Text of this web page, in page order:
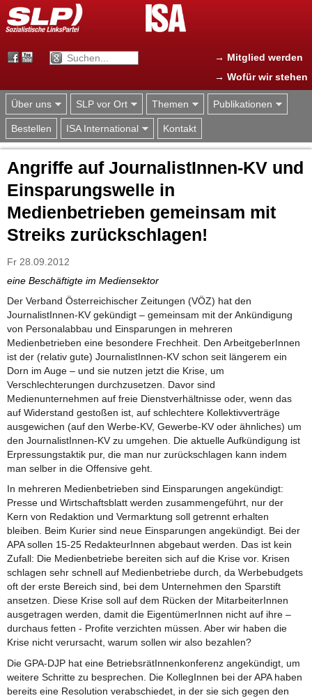
Jump to navigation
→ Mitglied werden
→ Wofür wir stehen
Über uns SLP vor Ort Themen Publikationen
Bestellen ISA International Kontakt
Angriffe auf JournalistInnen-KV und
Einsparungswelle in
Medienbetrieben gemeinsam mit
Streiks zurückschlagen!
Fr 28.09.2012
eine Beschäftigte im Mediensektor
Der Verband Österreichischer Zeitungen (VÖZ) hat den
JournalistInnen-KV gekündigt – gemeinsam mit der Ankündigung
von Personalabbau und Einsparungen in mehreren
Medienbetrieben eine besondere Frechheit. Den ArbeitgeberInnen
ist der (relativ gute) JournalistInnen-KV schon seit längerem ein
Dorn im Auge – und sie nutzen jetzt die Krise, um
Verschlechterungen durchzusetzen. Davor sind
Medienunternehmen auf freie Dienstverhältnisse oder, wenn das
auf Widerstand gestoßen ist, auf schlechtere Kollektivverträge
ausgewichen (auf den Werbe-KV, Gewerbe-KV oder ähnliches) um
den JournalistInnen-KV zu umgehen. Die aktuelle Aufkündigung ist
Erpressungstaktik pur, die man nur zurückschlagen kann indem
man selber in die Offensive geht.
In mehreren Medienbetrieben sind Einsparungen angekündigt:
Presse und Wirtschaftsblatt werden zusammengeführt, nur der
Kern von Redaktion und Vermarktung soll getrennt erhalten
bleiben. Beim Kurier sind neue Einsparungen angekündigt. Bei der
APA sollen 15-25 RedakteurInnen abgebaut werden. Das ist kein
Zufall: Die Medienbetriebe bereiten sich auf die Krise vor. Krisen
schlagen sehr schnell auf Medienbetriebe durch, da Werbebudgets
oft der erste Bereich sind, bei dem Unternehmen den Sparstift
ansetzen. Diese Krise soll auf dem Rücken der MitarbeiterInnen
ausgetragen werden, damit die EigentümerInnen nicht auf ihre –
durchaus fetten - Profite verzichten müssen. Aber wir haben die
Krise nicht verursacht, warum sollen wir also bezahlen?
Die GPA-DJP hat eine BetriebsrätInnenkonferenz angekündigt, um
weitere Schritte zu besprechen. Die KollegInnen bei der APA haben
bereits eine Resolution verabschiedet, in der sie sich gegen den